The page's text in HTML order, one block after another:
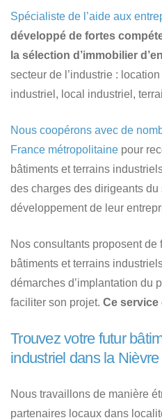
Spécialiste de l’aide aux
développé de fortes
la sélection d’immobilier
secteur de l’industrie :
industriel, local industriel,
Nous coopérons avec de
France métropolitaine pour
bâtiments et terrains
des charges des dirigeants
développement de leur
Nos consultants proposent
bâtiments et terrains
démarches d’implantation du
faciliter son projet. Ce service
Trouvez votre futur
industriel dans la Nièvre
Nous travaillons de manière
partenaires locaux dans